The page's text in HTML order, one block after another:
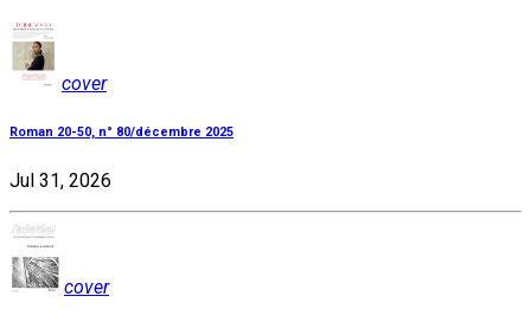
cover
Roman 20-50, n° 80/décembre 2025
Jul 31, 2026
cover